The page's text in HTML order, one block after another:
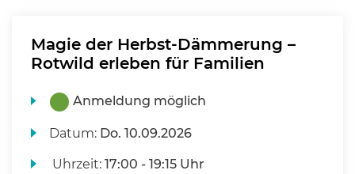
Magie der Herbst-Dämmerung –
Rotwild erleben für Familien
Anmeldung möglich
Datum: Do. 10.09.2026
Uhrzeit:17:00 - 19:15 Uhr